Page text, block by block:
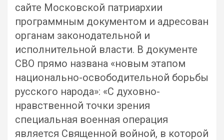
сайте Московской патриархии
программным документом и адресован
органам законодательной и
исполнительной власти. В документе
СВО прямо названа «новым этапом
национально-освободительной борьбы
русского народа»: «С духовно-
нравственной точки зрения
специальная военная операция
является Священной войной, в которой